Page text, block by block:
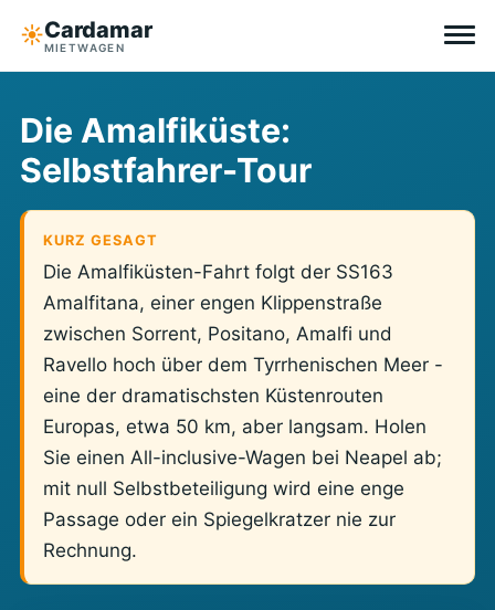
☀︎Cardamar
MIETWAGEN
All-inclusive
Ohne Selbstbeteiligung
Tipps
Über Cardamar
DE NL
Die Amalfiküste:
Selbstfahrer-Tour
KURZ GESAGT
Die Amalfiküsten-Fahrt folgt der SS163
Amalfitana, einer engen Klippenstraße
zwischen Sorrent, Positano, Amalfi und
Ravello hoch über dem Tyrrhenischen Meer -
eine der dramatischsten Küstenrouten
Europas, etwa 50 km, aber langsam. Holen
Sie einen All-inclusive-Wagen bei Neapel ab;
mit null Selbstbeteiligung wird eine enge
Passage oder ein Spiegelkratzer nie zur
Rechnung.